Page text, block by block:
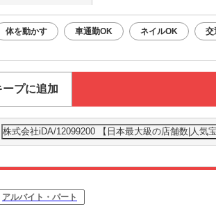
体を動かす 車通勤OK ネイルOK 交
ープに追加
株式会社iDA/12099200 【日本最大級の店舗数|人気
アルバイト・パート